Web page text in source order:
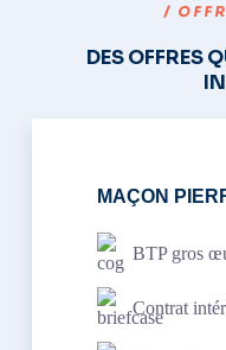
/
DES OFFRES
MAÇON
BTP gros
Contrat